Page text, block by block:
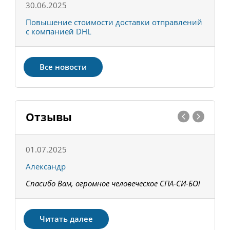
30.06.2025
Повышение стоимости доставки отправлений
с компанией DHL
Все новости
Отзывы
01.07.2025
Александр
Спасибо Вам, огромное человеческое СПА-СИ-БО!
Читать далее